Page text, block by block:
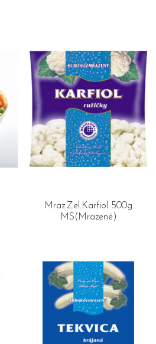
Mraz.Zel.Karfiol 500g
MS(Mrazené)